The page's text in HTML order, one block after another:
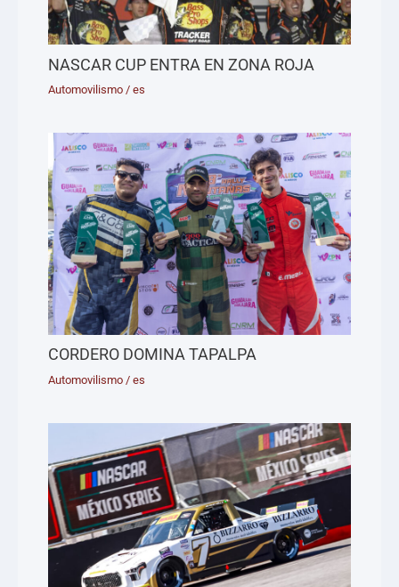
NASCAR CUP ENTRA EN ZONA ROJA
Automovilismo /es
CORDERO DOMINA TAPALPA
Automovilismo /es